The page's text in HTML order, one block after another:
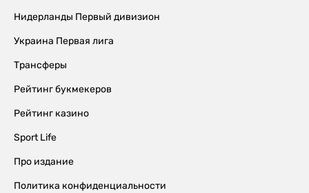
Нидерланды Первый дивизион
Украина Первая лига
Трансферы
Рейтинг букмекеров
Рейтинг казино
Sport Life
Про издание
Политика конфиденциальности